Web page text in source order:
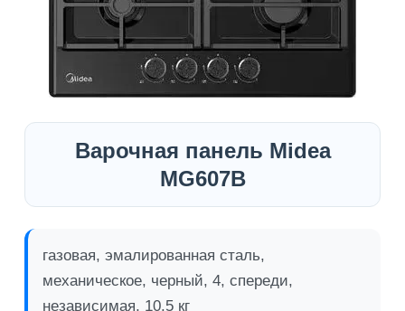
Варочная панель Midea
MG607B
газовая, эмалированная сталь,
механическое, черный, 4, спереди,
независимая, 10.5 кг